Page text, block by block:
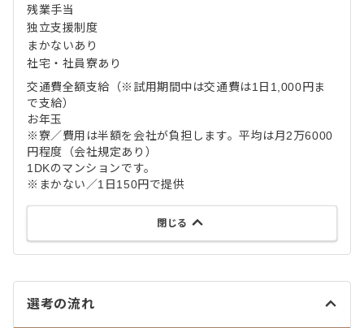
残業手当
独立支援制度
まかないあり
社宅・社員寮あり
交通費全額支給（※試用期間中は交通費は1日1,000円ま
で支給）
お年玉
※寮／費用は半額を会社が負担します。平均は月2万6000
円程度（会社規定あり）
1DKのマンションです。
※まかない／1日150円で提供
閉じる
選考の流れ